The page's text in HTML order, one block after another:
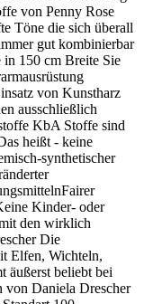
von Penny Rose
Töne die sich überall
gut kombinierbar
in 150 cm Breite Sie
von Kunstharz
ausschließlich
KbA Stoffe sind
heißt - keine
synthetischer
Kinder- oder
den wirklich
Die
Elfen, Wichteln,
äußerst beliebt bei
Daniela Drescher